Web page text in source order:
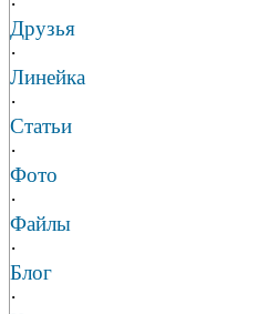
Друзья
·
Линейка
·
Статьи
·
Фото
·
Файлы
·
Блог
·